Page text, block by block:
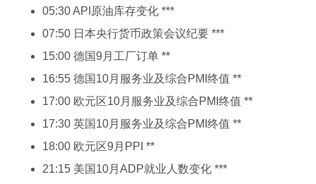
05:30 API原油库存变化 ***
07:50 日本央行货币政策会议纪要 ***
15:00 德国9月工厂订单 **
16:55 德国10月服务业及综合PMI终值 **
17:00 欧元区10月服务业及综合PMI终值 **
17:30 英国10月服务业及综合PMI终值 **
18:00 欧元区9月PPI **
21:15 美国10月ADP就业人数变化 ***